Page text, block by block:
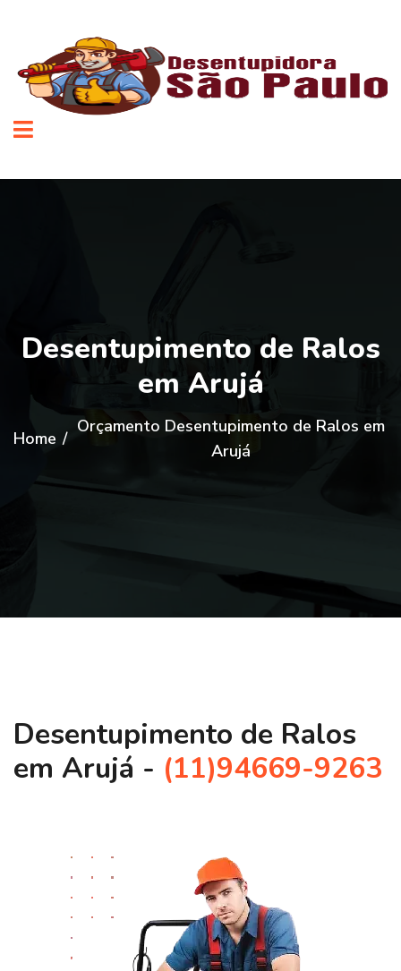
Desentupimento de Ralos
em Arujá
Home /
Orçamento Desentupimento de Ralos em
Arujá
Desentupimento de Ralos
em Arujá - (11)94669-9263